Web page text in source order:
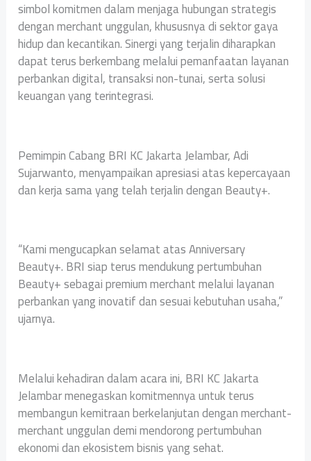
simbol komitmen dalam menjaga hubungan strategis
dengan merchant unggulan, khususnya di sektor gaya
hidup dan kecantikan. Sinergi yang terjalin diharapkan
dapat terus berkembang melalui pemanfaatan layanan
perbankan digital, transaksi non-tunai, serta solusi
keuangan yang terintegrasi.
Pemimpin Cabang BRI KC Jakarta Jelambar, Adi
Sujarwanto, menyampaikan apresiasi atas kepercayaan
dan kerja sama yang telah terjalin dengan Beauty+.
“Kami mengucapkan selamat atas Anniversary
Beauty+. BRI siap terus mendukung pertumbuhan
Beauty+ sebagai premium merchant melalui layanan
perbankan yang inovatif dan sesuai kebutuhan usaha,”
ujarnya.
Melalui kehadiran dalam acara ini, BRI KC Jakarta
Jelambar menegaskan komitmennya untuk terus
membangun kemitraan berkelanjutan dengan merchant-
merchant unggulan demi mendorong pertumbuhan
ekonomi dan ekosistem bisnis yang sehat.